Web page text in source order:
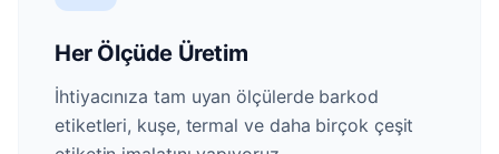
Her Ölçüde Üretim
İhtiyacınıza tam uyan ölçülerde barkod
etiketleri, kuşe, termal ve daha birçok çeşit